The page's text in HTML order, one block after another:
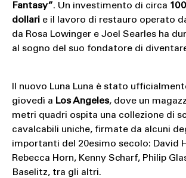
Fantasy”. Un investimento di circa
dollarie il lavoro di restauro operato
da Rosa Lowinger e Joel Searles ha
al sogno del suo fondatore di
Il nuovo Luna Luna è stato
giovedì a Los Angeles, dove un
metri quadri ospita una collezione di
cavalcabili uniche, firmate da alcuni
importanti del 20esimo secolo: David
Rebecca Horn, Kenny Scharf, Philip
Baselitz, tra gli altri.